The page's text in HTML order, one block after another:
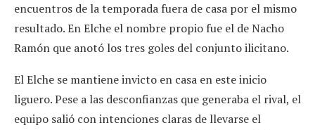
encuentros de la temporada fuera de casa por el mismo
resultado. En Elche el nombre propio fue el de Nacho
Ramón que anotó los tres goles del conjunto ilicitano.
El Elche se mantiene invicto en casa en este inicio
liguero. Pese a las desconfianzas que generaba el rival, el
equipo salió con intenciones claras de llevarse el